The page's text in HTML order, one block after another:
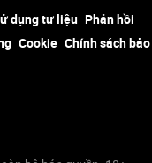
dụng tư liệu Phản hồi
Cookie Chính sách